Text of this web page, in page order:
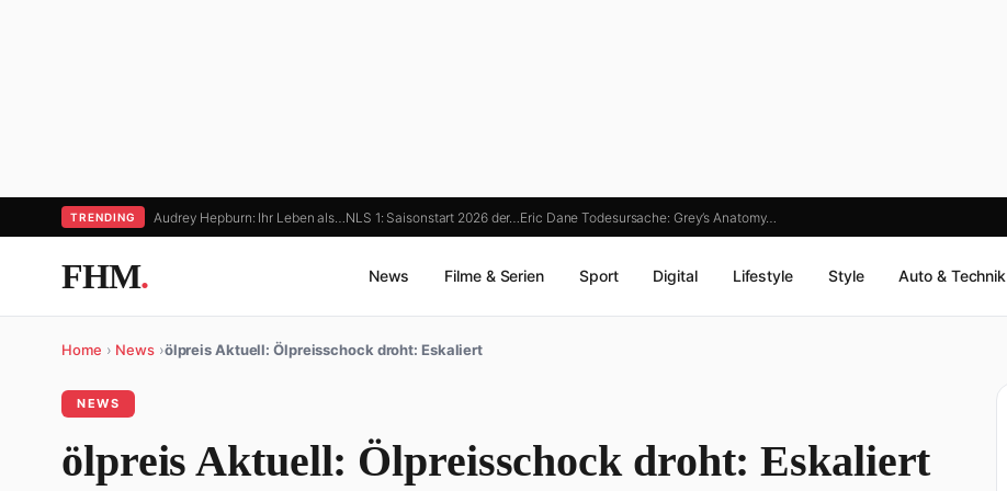
TRENDING Audrey Hepburn: Ihr Leben als… NLS 1: Saisonstart 2026 der… Eric Dane Todesursache: Grey’s Anatomy…
FHM. News Filme & Serien Sport Digital Lifestyle Style Auto & Technik
Home › News ›ölpreis Aktuell: Ölpreisschock droht: Eskaliert
NEWS
ölpreis Aktuell: Ölpreisschock droht: Eskaliert